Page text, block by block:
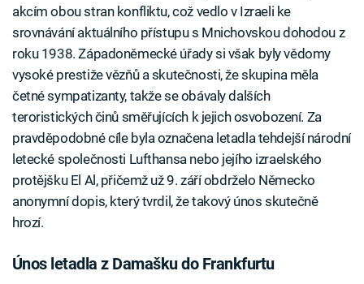
akcím obou stran konfliktu, což vedlo v Izraeli ke
srovnávání aktuálního přístupu s Mnichovskou dohodou z
roku 1938. Západoněmecké úřady si však byly vědomy
vysoké prestiže vězňů a skutečnosti, že skupina měla
četné sympatizanty, takže se obávaly dalších
teroristických činů směřujících k jejich osvobození. Za
pravděpodobné cíle byla označena letadla tehdejší národní
letecké společnosti Lufthansa nebo jejího izraelského
protějšku El Al, přičemž už 9. září obdrželo Německo
anonymní dopis, který tvrdil, že takový únos skutečně
hrozí.
Únos letadla z Damašku do Frankfurtu